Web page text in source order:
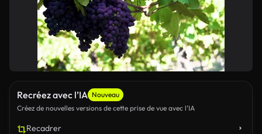
Recréez avec l’IA Nouveau
Créez de nouvelles versions de cette prise de vue avec l’IA
Recadrer